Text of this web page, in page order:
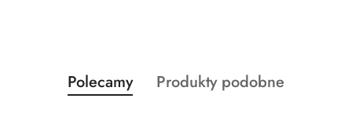
Pomiń karuzelę produktów
Produkty
o
Polecamy
Produkty
Produkty podobne